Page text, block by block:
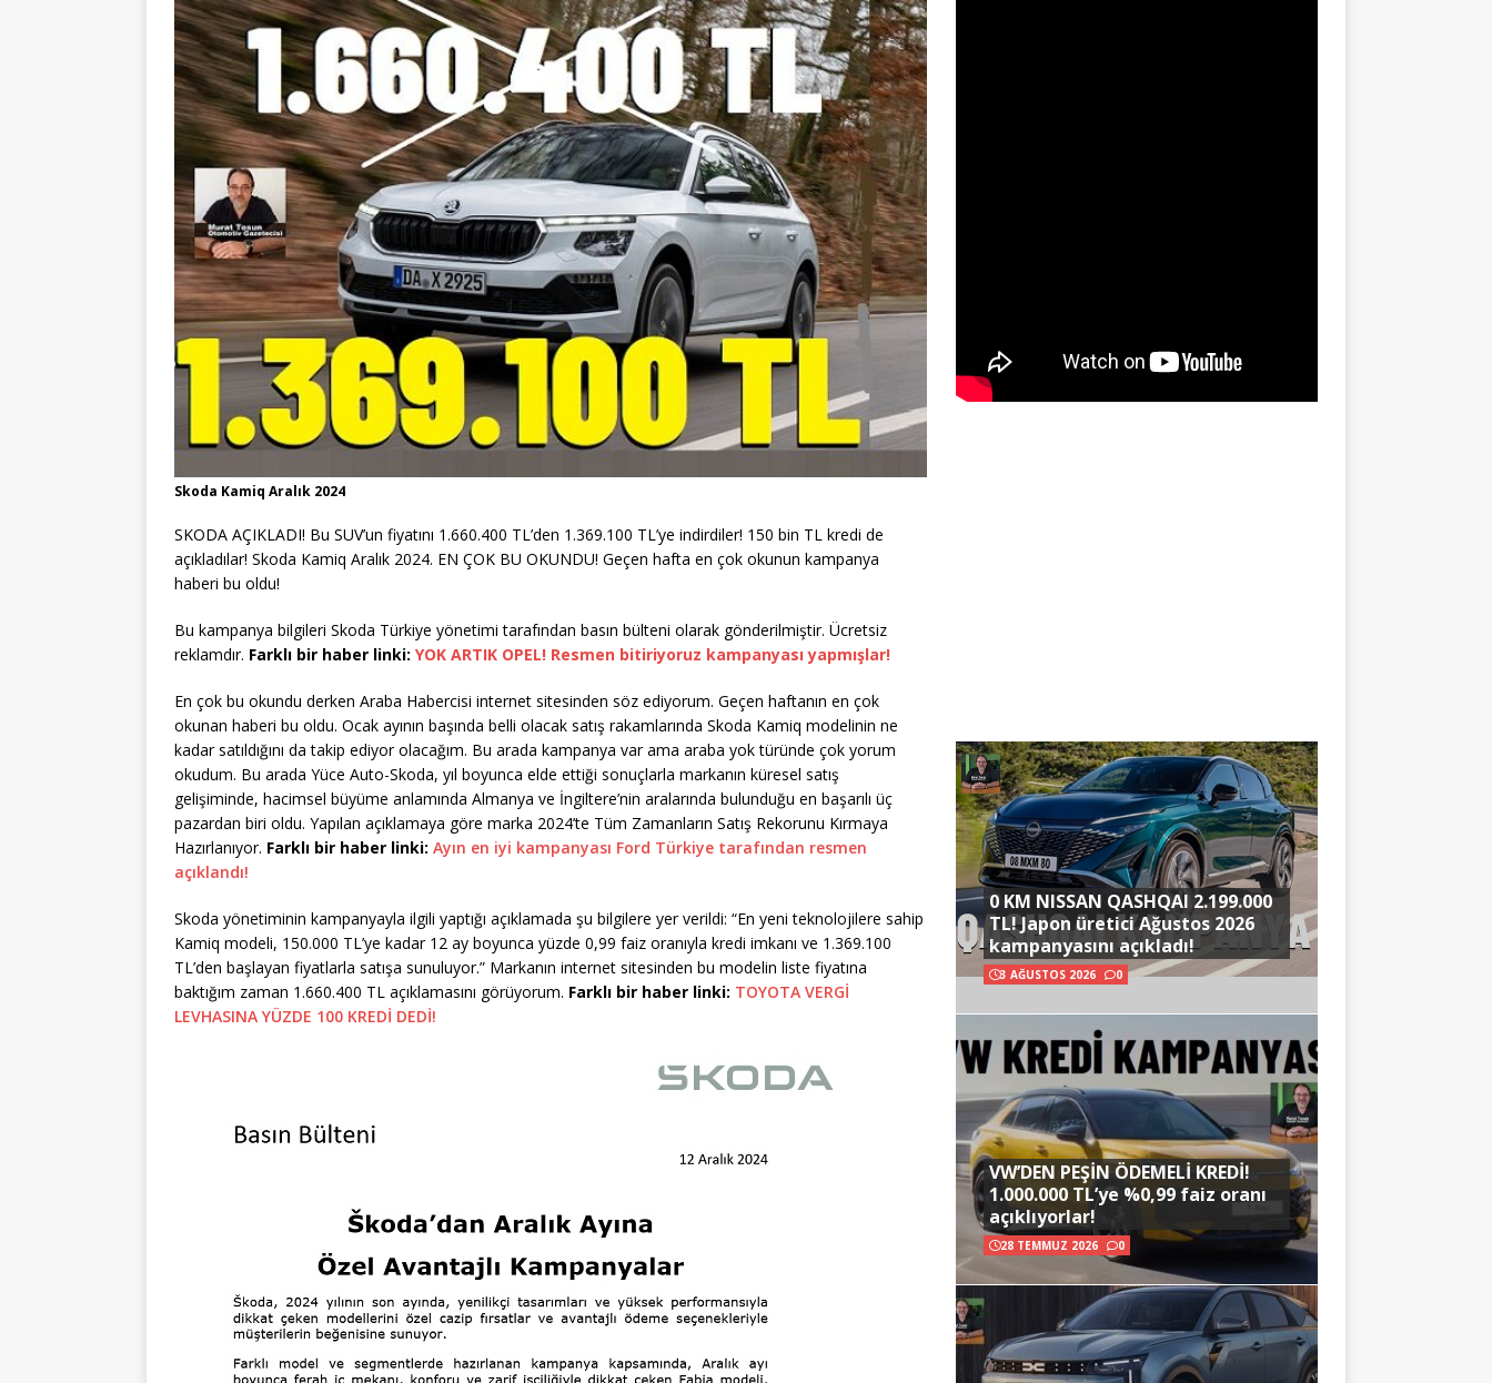
Skoda Kamiq Aralık 2024
SKODA AÇIKLADI! Bu SUV’un fiyatını 1.660.400 TL’den 1.369.100 TL’ye indirdiler! 150 bin TL kredi de
açıkladılar! Skoda Kamiq Aralık 2024. EN ÇOK BU OKUNDU! Geçen hafta en çok okunun kampanya
haberi bu oldu!
Bu kampanya bilgileri Skoda Türkiye yönetimi tarafından basın bülteni olarak gönderilmiştir. Ücretsiz
reklamdır. Farklı bir haber linki: YOK ARTIK OPEL! Resmen bitiriyoruz kampanyası yapmışlar!
En çok bu okundu derken Araba Habercisi internet sitesinden söz ediyorum. Geçen haftanın en çok
okunan haberi bu oldu. Ocak ayının başında belli olacak satış rakamlarında Skoda Kamiq modelinin ne
kadar satıldığını da takip ediyor olacağım. Bu arada kampanya var ama araba yok türünde çok yorum
okudum. Bu arada Yüce Auto-Skoda, yıl boyunca elde ettiği sonuçlarla markanın küresel satış
gelişiminde, hacimsel büyüme anlamında Almanya ve İngiltere’nin aralarında bulunduğu en başarılı üç
pazardan biri oldu. Yapılan açıklamaya göre marka 2024’te Tüm Zamanların Satış Rekorunu Kırmaya
Hazırlanıyor. Farklı bir haber linki: Ayın en iyi kampanyası Ford Türkiye tarafından resmen
açıklandı!
Skoda yönetiminin kampanyayla ilgili yaptığı açıklamada şu bilgilere yer verildi: “En yeni teknolojilere sahip
Kamiq modeli, 150.000 TL’ye kadar 12 ay boyunca yüzde 0,99 faiz oranıyla kredi imkanı ve 1.369.100
TL’den başlayan fiyatlarla satışa sunuluyor.” Markanın internet sitesinden bu modelin liste fiyatına
baktığım zaman 1.660.400 TL açıklamasını görüyorum. Farklı bir haber linki: TOYOTA VERGİ
LEVHASINA YÜZDE 100 KREDİ DEDİ!
0 KM NISSAN QASHQAI 2.199.000
TL! Japon üretici Ağustos 2026
kampanyasını açıkladı!
3 AĞUSTOS 2026 0
VW’DEN PEŞİN ÖDEMELİ KREDİ!
1.000.000 TL’ye %0,99 faiz oranı
açıklıyorlar!
28 TEMMUZ 2026 0